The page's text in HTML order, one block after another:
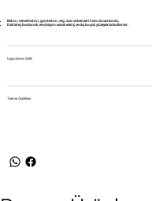
Beton, temel beton, gaz beton, alçı, sıva ve benzeri ham duvarlarda,
Eski kireç badanalı, emülsiyon esaslı eski iç ve dış boyalı yüzeylerde kullanılır.
Uygulama Şekli
Teknik Özellikler